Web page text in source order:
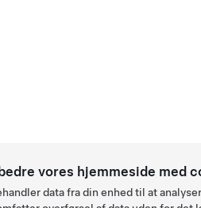
vores hjemmeside med
data fra din enhed til at